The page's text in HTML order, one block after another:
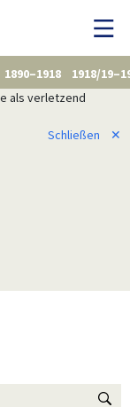
1890–1918
1918/
als verletzend
Schließen
✕